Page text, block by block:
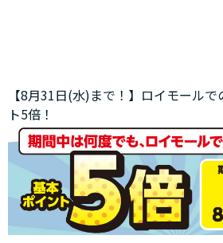
【8月31日(水)まで！】ロイモール
ト5倍！